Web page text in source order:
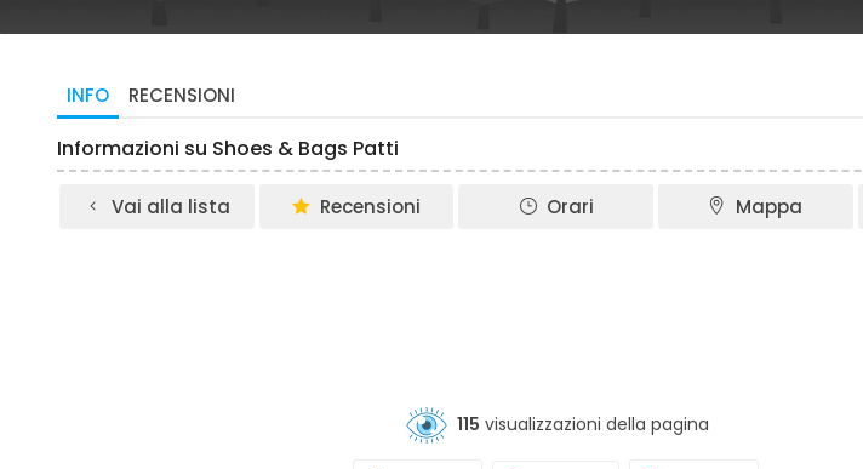
INFO RECENSIONI
Informazioni su Shoes & Bags Patti
Vai alla lista Recensioni Orari Mappa
115 visualizzazioni della pagina